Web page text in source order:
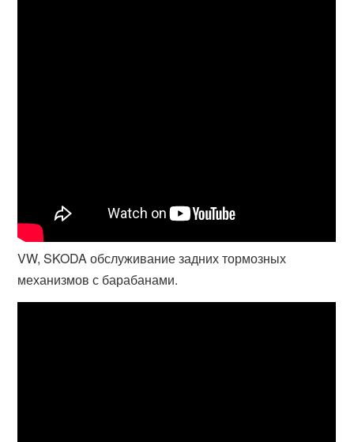
VW, SKODA обслуживание задних тормозных
механизмов с барабанами.